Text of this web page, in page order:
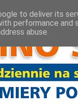
to deliver its
performance
abuse.